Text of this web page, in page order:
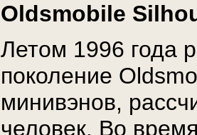
Oldsmobile
Летом 1996 года
поколение
минивэнов,
человек. Во